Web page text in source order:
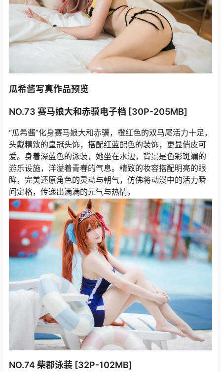
瓜希酱写真作品预览
NO.73 赛马娘大和赤骥电子档 [30P-205MB]
“瓜希酱”化身赛马娘大和赤骥，橙红色的双马尾活力十足，
头戴精致的皇冠头饰，搭配红蓝配色的装饰，更显俏皮可
爱。身着深蓝色的泳装，她坐在水边，背景是色彩斑斓的
游乐设施，洋溢着青春的气息。精致的妆容搭配明亮的眼
眸，完美还原角色的灵动与朝气，仿佛将动漫中的活力瞬
间定格，传递出满满的元气与热情。
NO.74 柴郡泳装 [32P-102MB]